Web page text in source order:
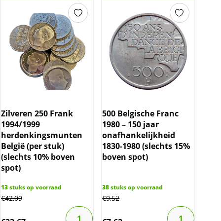
Zilveren 250 Frank
1994/1999
herdenkingsmunten
België (per stuk)
(slechts 10% boven
spot)
13stuks op voorraad
€42,09
500 Belgische Franc
1980 – 150 jaar
onafhankelijkheid
1830-1980 (slechts 15%
boven spot)
38stuks op voorraad
€9,52